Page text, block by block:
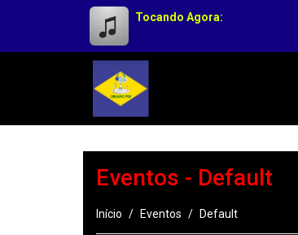
Tocando Agora:
Eventos - Default
Início Eventos Default